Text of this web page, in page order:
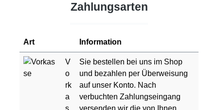
Zahlungsarten
Art Information
V
o
rk
a
s
Sie bestellen bei uns im Shop
und bezahlen per Überweisung
auf unser Konto. Nach
verbuchten Zahlungseingang
versenden wir die von Ihnen